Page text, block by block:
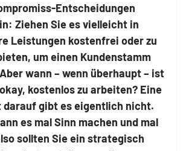
Entscheidungen
Ziehen Sie es vielleicht in
Leistungen kostenfrei oder zu
um einen Kundenstamm
wann – wenn überhaupt – ist
kostenlos zu arbeiten? Eine
darauf gibt es eigentlich nicht.
es mal Sinn machen und mal
sollten Sie ein strategisch